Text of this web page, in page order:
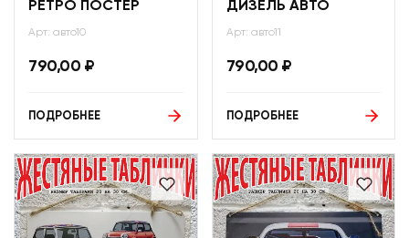
РЕТРО ПОСТЕР
Арт: авто10
790,00 ₽
ПОДРОБНЕЕ
ДИЗЕЛЬ АВТО
Арт: авто11
790,00 ₽
ПОДРОБНЕЕ